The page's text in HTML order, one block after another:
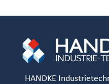
HANDKE